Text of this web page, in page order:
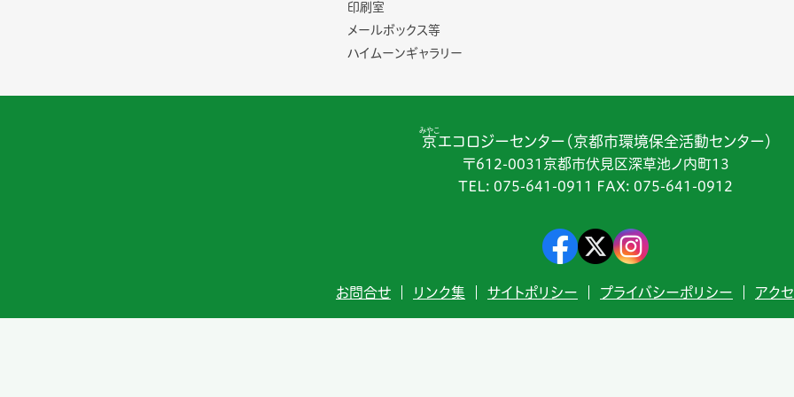
印刷室
メールボックス等
ハイムーンギャラリー
京
みやこ
エコロジーセンター（京都市環境保全活動センター）
〒612-0031京都市伏見区深草池ノ内町13
TEL: 075-641-0911 FAX: 075-641-0912
お問合せ リンク集 サイトポリシー プライバシーポリシー アク